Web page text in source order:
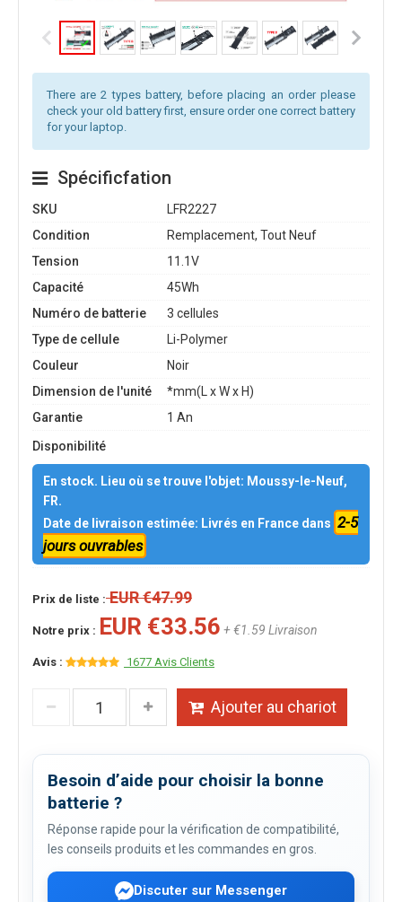
There are 2 types battery, before placing an order please
check your old battery first, ensure order one correct battery
for your laptop.
Spécificfation
SKU
LFR2227
Condition
Remplacement, Tout Neuf
Tension
11.1V
Capacité
45Wh
Numéro de batterie
3 cellules
Type de cellule
Li-Polymer
Couleur
Noir
Dimension de l'unité
*mm(L x W x H)
Garantie
1 An
Disponibilité
En stock. Lieu où se trouve l'objet: Moussy-le-Neuf,
FR.
Date de livraison estimée: Livrés en France dans 2-5
jours ouvrables
Prix de liste :EUR €47.99
Notre prix : EUR €33.56 + €1.59 Livraison
Avis : 1677 Avis Clients
Ajouter au chariot
Besoin d’aide pour choisir la bonne
batterie ?
Réponse rapide pour la vérification de compatibilité,
les conseils produits et les commandes en gros.
Discuter sur Messenger